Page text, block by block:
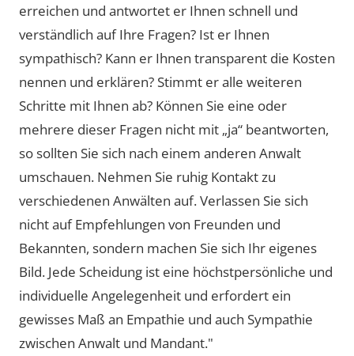
erreichen und antwortet er Ihnen schnell und
verständlich auf Ihre Fragen? Ist er Ihnen
sympathisch? Kann er Ihnen transparent die Kosten
nennen und erklären? Stimmt er alle weiteren
Schritte mit Ihnen ab? Können Sie eine oder
mehrere dieser Fragen nicht mit „ja“ beantworten,
so sollten Sie sich nach einem anderen Anwalt
umschauen. Nehmen Sie ruhig Kontakt zu
verschiedenen Anwälten auf. Verlassen Sie sich
nicht auf Empfehlungen von Freunden und
Bekannten, sondern machen Sie sich Ihr eigenes
Bild. Jede Scheidung ist eine höchstpersönliche und
individuelle Angelegenheit und erfordert ein
gewisses Maß an Empathie und auch Sympathie
zwischen Anwalt und Mandant."